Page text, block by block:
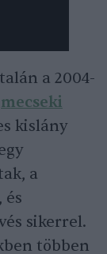
a 2004-
mecseki
kislány
a
és
sikerrel.
többen